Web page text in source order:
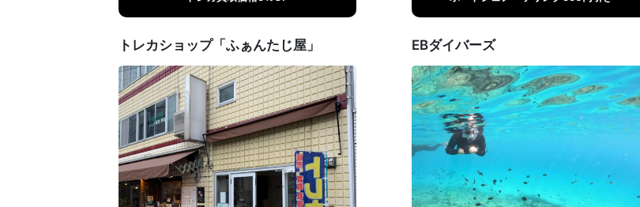
トレカショップ「ふぁんたじ屋」 EBダイバーズ